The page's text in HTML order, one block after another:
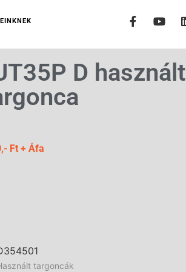
D használt
Ft + Áfa
targoncák